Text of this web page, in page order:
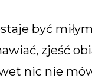
być
zjeść
nic nie